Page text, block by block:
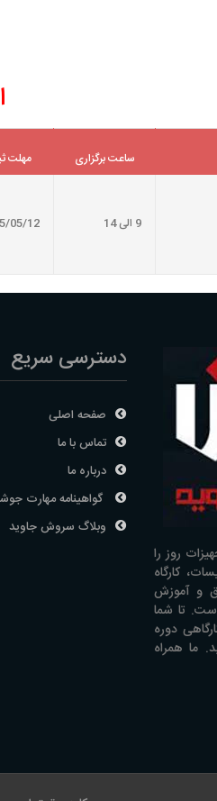
ساعت برگزاری مهلت
9 الی 14 05/12
روز را
کارگاه
و آموزش
تا شما
دوره
ما همراه
دسترسی سریع
صفحه اصلی
تماس با ما
درباره ما
گواهینامه مهارت
وبلاگ سروش جاوید